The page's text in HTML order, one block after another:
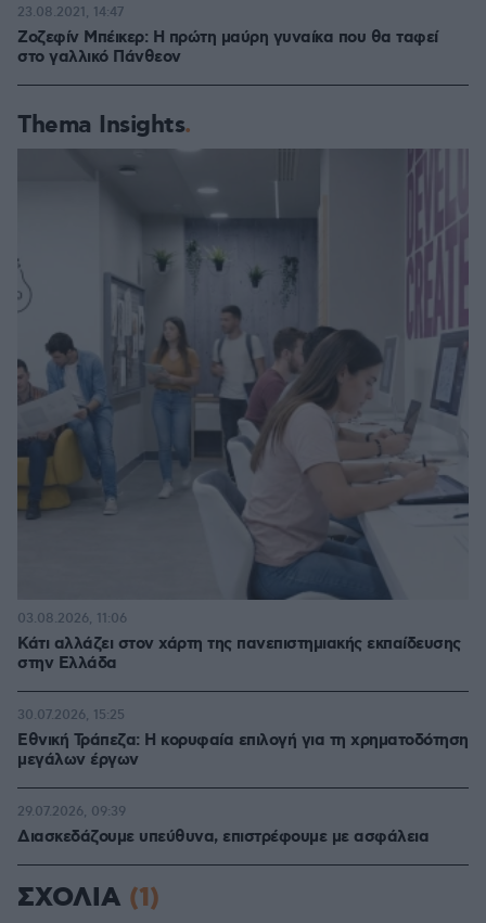
Ζοζεφίν Μπέικερ: Η πρώτη μαύρη γυναίκα που θα ταφεί
στο γαλλικό Πάνθεον
23.08.2021, 14:47
Thema Insights
Κάτι αλλάζει στον χάρτη της πανεπιστημιακής εκπαίδευσης
στην Ελλάδα
03.08.2026, 11:06
Εθνική Τράπεζα: Η κορυφαία επιλογή για τη χρηματοδότηση
μεγάλων έργων
30.07.2026, 15:25
Διασκεδάζουμε υπεύθυνα, επιστρέφουμε με ασφάλεια
29.07.2026, 09:39
ΣΧΟΛΙΑ (1)